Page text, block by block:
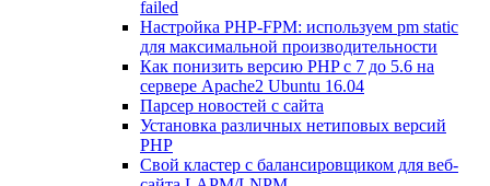
failed
Настройка PHP-FPM: используем pm static
для максимальной производительности
Как понизить версию PHP c 7 до 5.6 на
сервере Apache2 Ubuntu 16.04
Парсер новостей с сайта
Установка различных нетиповых версий
PHP
Свой кластер с балансировщиком для веб-